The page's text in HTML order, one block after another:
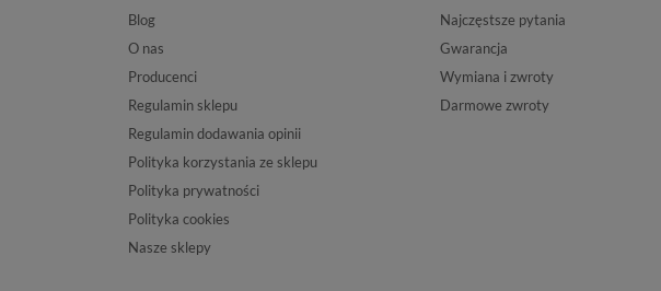
Blog
O nas
Producenci
Regulamin sklepu
Regulamin dodawania opinii
Polityka korzystania ze sklepu
Polityka prywatności
Polityka cookies
Nasze sklepy
Najczęstsze pytania
Gwarancja
Wymiana i zwroty
Darmowe zwroty